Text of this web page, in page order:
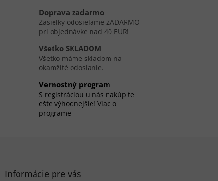
á
d
i
r
v
k
Doprava zadarmo
Zásielky odosielame ZADARMO
pri objednávke nad 40 EUR!
Všetko SKLADOM
Všetko máme skladom na
okamžité odoslanie.
Vernostný program
S registráciou u nás nakúpite
ešte výhodnejšie! Viac o
programe
Informácie pre vás